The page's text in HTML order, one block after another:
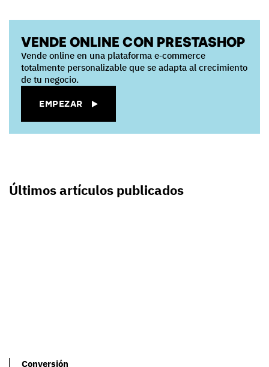
VENDE ONLINE CON PRESTASHOP
Vende online en una plataforma e‑commerce
totalmente personalizable que se adapta al crecimiento
de tu negocio.
EMPEZAR
Últimos artículos publicados
Conversión